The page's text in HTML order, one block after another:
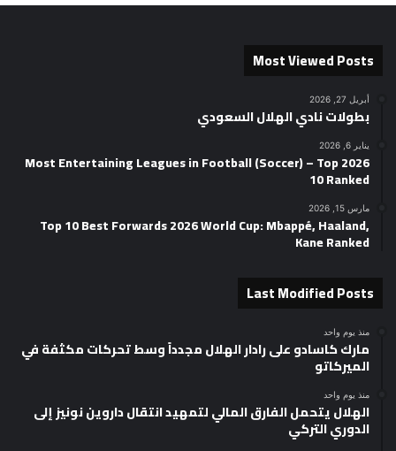
Most Viewed Posts
أبريل 27, 2026
بطولات نادي الهلال السعودي
يناير 6, 2026
2026 Most Entertaining Leagues in Football (Soccer) – Top
10 Ranked
مارس 15, 2026
Top 10 Best Forwards 2026 World Cup: Mbappé, Haaland,
Kane Ranked
Last Modified Posts
منذ يوم واحد
مارك كاسادو على رادار الهلال مجدداً وسط تحركات مكثفة في
الميركاتو
منذ يوم واحد
الهلال يتحمل الفارق المالي لتمهيد انتقال داروين نونيز إلى
الدوري التركي